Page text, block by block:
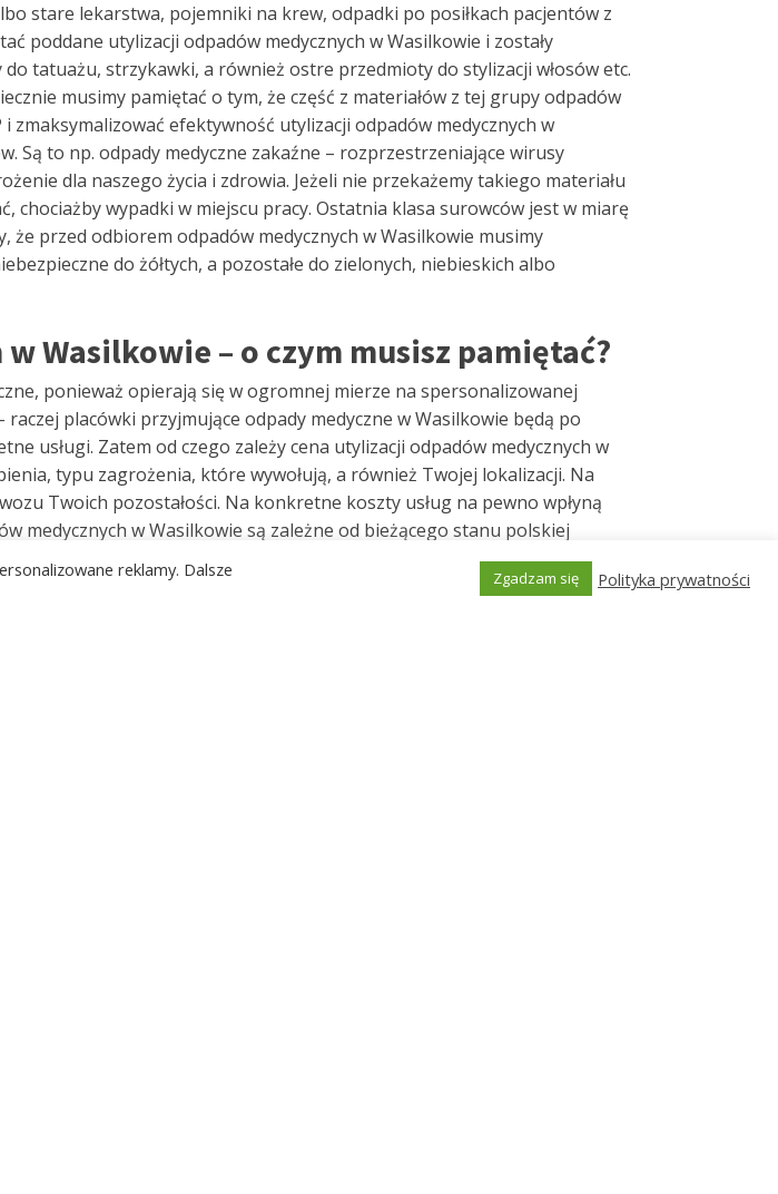
stare lekarstwa, pojemniki na krew, odpadki po posiłkach pacjentów z
poddane utylizacji odpadów medycznych w Wasilkowie i zostały
tatuażu, strzykawki, a również ostre przedmioty do stylizacji włosów etc.
musimy pamiętać o tym, że część z materiałów z tej grupy odpadów
efektywność utylizacji odpadów medycznych w
Są to np. odpady medyczne zakaźne – rozprzestrzeniające wirusy
dla naszego życia i zdrowia. Jeżeli nie przekażemy takiego materiału
chociażby wypadki w miejscu pracy. Ostatnia klasa surowców jest w miarę
przed odbiorem odpadów medycznych w Wasilkowie musimy
do żółtych, a pozostałe do zielonych, niebieskich albo
Wasilkowie – o czym musisz pamiętać?
ponieważ opierają się w ogromnej mierze na spersonalizowanej
placówki przyjmujące odpady medyczne w Wasilkowie będą po
usługi. Zatem od czego zależy cena utylizacji odpadów medycznych w
typu zagrożenia, które wywołują, a również Twojej lokalizacji. Na
Twoich pozostałości. Na konkretne koszty usług na pewno wpłyną
medycznych w Wasilkowie są zależne od bieżącego stanu polskiej
odzysku. Ważny jest także aktualny stan popytu na surowce generowane
produkują komponenty do wytwarzania nowych leków etc. Co
reklamy. Dalsze
Zgadzam się Polityka prywatności
Generated byMPG